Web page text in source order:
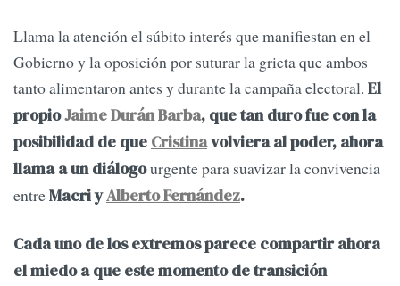
Llama la atención el súbito interés que manifiestan en el
Gobierno y la oposición por suturar la grieta que ambos
tanto alimentaron antes y durante la campaña electoral. El
propioJaime Durán Barba, que tan duro fue con la
posibilidad de que Cristinavolviera al poder, ahora
llama a un diálogourgente para suavizar la convivencia
entreMacri yAlberto Fernández.
Cada uno de los extremos parece compartir ahora
el miedo a que este momento de transición